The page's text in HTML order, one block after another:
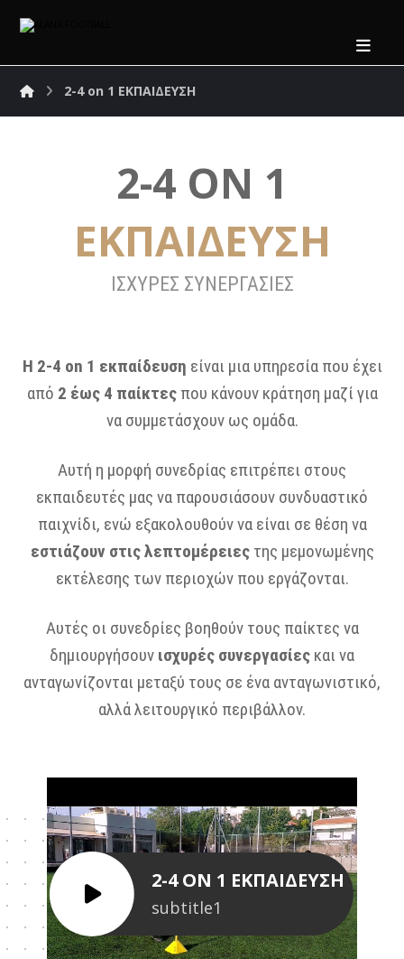
2-4 on 1 ΕΚΠΑΙΔΕΥΣΗ
2-4 ON 1
ΕΚΠΑΙΔΕΥΣΗ
ΙΣΧΥΡΕΣ ΣΥΝΕΡΓΑΣΙΕΣ
Η 2-4 on 1 εκπαίδευση είναι μια υπηρεσία που έχει
από 2 έως 4 παίκτεςπου κάνουν κράτηση μαζί για
να συμμετάσχουν ως ομάδα.
Αυτή η μορφή συνεδρίας επιτρέπει στους
εκπαιδευτές μας να παρουσιάσουν συνδυαστικό
παιχνίδι, ενώ εξακολουθούν να είναι σε θέση να
εστιάζουν στις λεπτομέρειεςτης μεμονωμένης
εκτέλεσης των περιοχών που εργάζονται.
Αυτές οι συνεδρίες βοηθούν τους παίκτες να
δημιουργήσουν ισχυρές συνεργασίες και να
ανταγωνίζονται μεταξύ τους σε ένα ανταγωνιστικό,
αλλά λειτουργικό περιβάλλον.
2-4 ON 1 ΕΚΠΑΙΔΕΥΣΗ
subtitle1